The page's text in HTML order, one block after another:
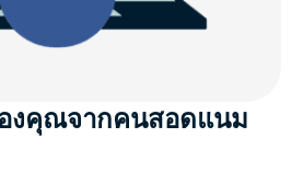
อย่างไรบ้าง
งคุณจากคนสอดแนม